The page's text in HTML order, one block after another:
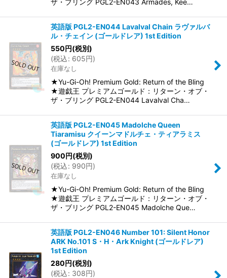
英語版 PGL2-EN044 Lavalval Chain ラヴァルバ
ル・チェイン (ゴールドレア) 1st Edition
550円(税別)
(税込: 605円)
在庫なし
★Yu-Gi-Oh! Premium Gold: Return of the Bling
★遊戯王 プレミアムゴールド：リターン・オブ・
ザ・ブリング PGL2-EN044 Lavalval Cha…
英語版 PGL2-EN045 Madolche Queen
Tiaramisu クイーンマドルチェ・ティアラミス
(ゴールドレア) 1st Edition
900円(税別)
(税込: 990円)
在庫なし
★Yu-Gi-Oh! Premium Gold: Return of the Bling
★遊戯王 プレミアムゴールド：リターン・オブ・
ザ・ブリング PGL2-EN045 Madolche Que…
英語版 PGL2-EN046 Number 101: Silent Honor
ARK No.101 S・H・Ark Knight (ゴールドレア)
1st Edition
280円(税別)
(税込: 308円)